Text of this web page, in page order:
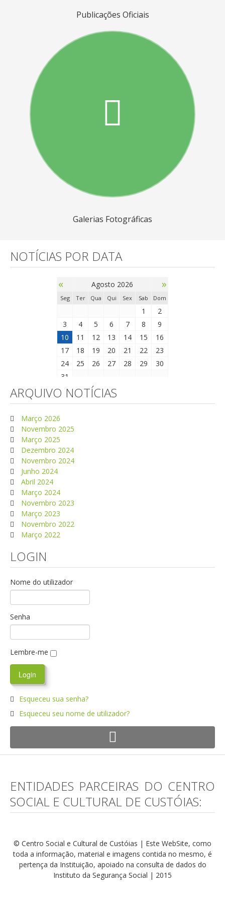
Publicações Oficiais
Galerias Fotográficas
NOTÍCIAS POR DATA
« Agosto 2026 »
Seg Ter Qua Qui Sex Sab Dom
1
2
3
4 5 6 7 8
9
10
11 12 13 14 15
16
17
18 19 20 21 22
23
24
25 26 27 28 29
30
31
ARQUIVO NOTÍCIAS
Março 2026
Novembro 2025
Março 2025
Dezembro 2024
Novembro 2024
Junho 2024
Abril 2024
Março 2024
Novembro 2023
Março 2023
Novembro 2022
Março 2022
LOGIN
Nome do utilizador
Senha
Lembre-me
Esqueceu sua senha?
Esqueceu seu nome de utilizador?
ENTIDADES PARCEIRAS DO CENTRO
SOCIAL E CULTURAL DE CUSTÓIAS:
© Centro Social e Cultural de Custóias | Este WebSite, como
toda a informação, material e imagens contida no mesmo, é
pertença da Instituição, apoiado na consulta de dados do
Instituto da Segurança Social | 2015